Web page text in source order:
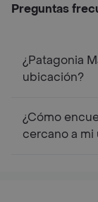
Preguntas
¿Patagonia
ubicación?
¿Cómo
cercano a